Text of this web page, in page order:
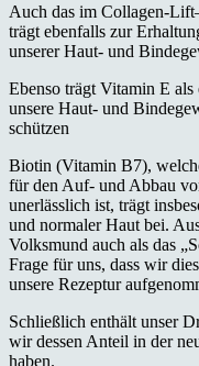
Auch das im Collagen-
trägt ebenfalls zur
unserer Haut- und
Ebenso trägt Vitamin E
unsere Haut- und
schützen
Biotin (Vitamin B7),
für den Auf- und Abbau
unerlässlich ist, trägt
und normaler Haut bei.
Volksmund auch als das
Frage für uns, dass wir
unsere Rezeptur
Schließlich enthält unser
wir dessen Anteil in der
haben.